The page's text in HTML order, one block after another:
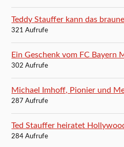
Teddy Stauffer kann das
321 Aufrufe
Ein Geschenk vom FC Bayern
302 Aufrufe
Michael Imhoff, Pionier und
287 Aufrufe
Ted Stauffer heiratet
284 Aufrufe